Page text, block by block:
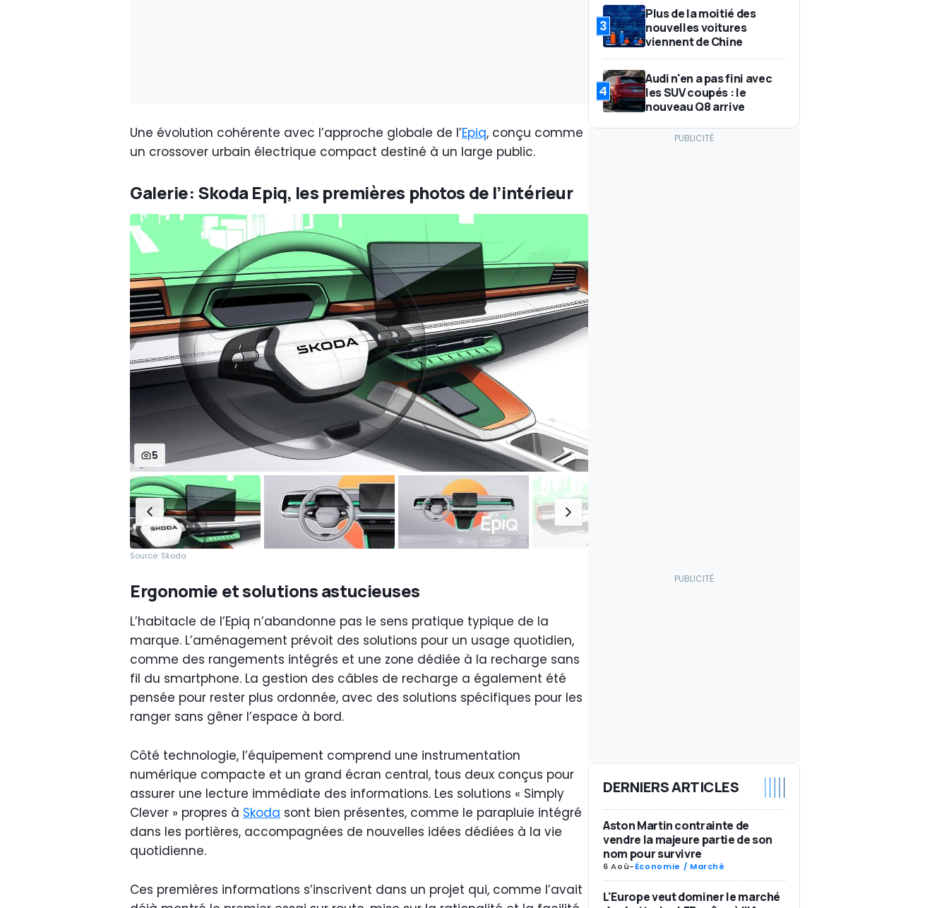
Une évolution cohérente avec l’approche globale de l’Epiq, conçu comme
un crossover urbain électrique compact destiné à un large public.
Galerie: Skoda Epiq, les premières photos de l’intérieur
5
Source: Skoda
Ergonomie et solutions astucieuses
L’habitacle de l’Epiq n’abandonne pas le sens pratique typique de la
marque. L’aménagement prévoit des solutions pour un usage quotidien,
comme des rangements intégrés et une zone dédiée à la recharge sans
fil du smartphone. La gestion des câbles de recharge a également été
pensée pour rester plus ordonnée, avec des solutions spécifiques pour les
ranger sans gêner l’espace à bord.
Côté technologie, l’équipement comprend une instrumentation
numérique compacte et un grand écran central, tous deux conçus pour
assurer une lecture immédiate des informations. Les solutions « Simply
Clever » propres à Skoda sont bien présentes, comme le parapluie intégré
dans les portières, accompagnées de nouvelles idées dédiées à la vie
quotidienne.
Ces premières informations s’inscrivent dans un projet qui, comme l’avait
3
Plus de la moitié des
nouvelles voitures
viennent de Chine
4
Audi n'en a pas fini avec
les SUV coupés : le
nouveau Q8 arrive
DERNIERS ARTICLES
Aston Martin contrainte de
vendre la majeure partie de son
nom pour survivre
6 Aoû-Économie / Marché
L'Europe veut dominer le marché